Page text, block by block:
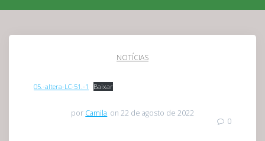
NOTÍCIAS
05.-altera-LC-51.-1 Baixar
por Camila on 22 de agosto de 2022
0